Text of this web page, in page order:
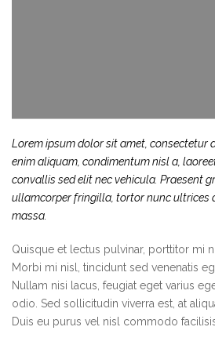
Lorem ipsum dolor sit amet, consectetur
enim aliquam, condimentum nisl a,
convallis sed elit nec vehicula. Praesent
ullamcorper fringilla, tortor nunc ultrices
massa.
Quisque et lectus pulvinar, porttitor mi
Morbi mi nisl, tincidunt sed venenatis
Nullam nisi lacus, feugiat eget varius
odio. Sed sollicitudin viverra est, at
Duis eu purus vel nisl commodo